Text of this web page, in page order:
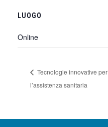
LUOGO
Online
Tecnologie innovative per
l’assistenza sanitaria